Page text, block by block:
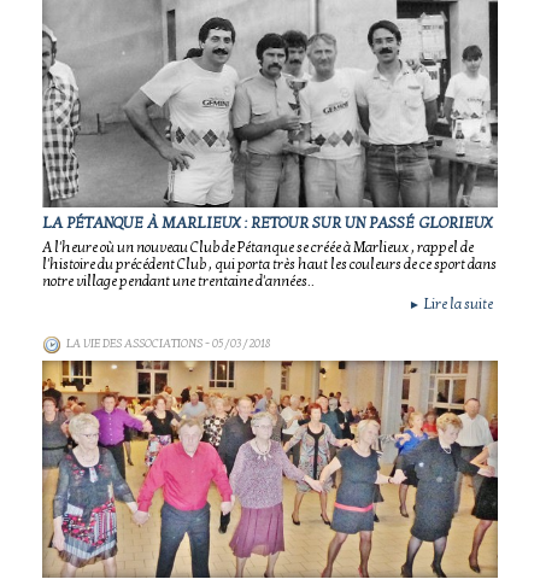
LA PÉTANQUE À MARLIEUX : RETOUR SUR UN PASSÉ GLORIEUX
A l'heure où un nouveau Club de Pétanque se créée à Marlieux , rappel de
l'histoire du précédent Club , qui porta très haut les couleurs de ce sport dans
notre village pendant une trentaine d'années..
► Lire la suite
LA VIE DES ASSOCIATIONS- 05/03/2018